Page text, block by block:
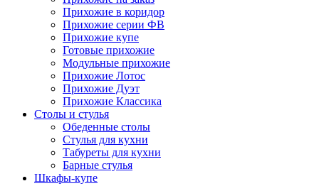
Прихожие в коридор
Прихожие серии ФВ
Прихожие купе
Готовые прихожие
Модульные прихожие
Прихожие Лотос
Прихожие Дуэт
Прихожие Классика
Столы и стулья
Обеденные столы
Стулья для кухни
Табуреты для кухни
Барные стулья
Шкафы-купе